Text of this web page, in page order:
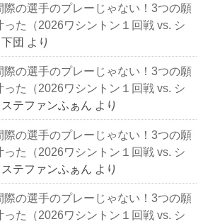
際の選手のプレーじゃない！3つの願
た（2026ワシントン１回戦 vs. シ
下団 より
際の選手のプレーじゃない！3つの願
た（2026ワシントン１回戦 vs. シ
ステファンふぁん より
際の選手のプレーじゃない！3つの願
た（2026ワシントン１回戦 vs. シ
ステファンふぁん より
際の選手のプレーじゃない！3つの願
た（2026ワシントン１回戦 vs. シ